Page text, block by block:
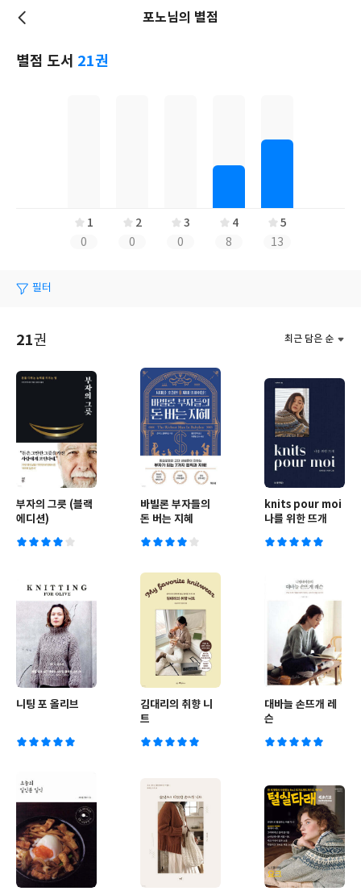
포노님의 별점
별점 도서 21권
1
0
2
0
3
0
4
8
5
13
필터
최근 담은 순
21권
부자의 그릇 (블랙
에디션)
바빌론 부자들의
돈 버는 지혜
knits pour moi
나를 위한 뜨개
니팅 포 올리브
김대리의 취향 니
트
대바늘 손뜨개 레
슨